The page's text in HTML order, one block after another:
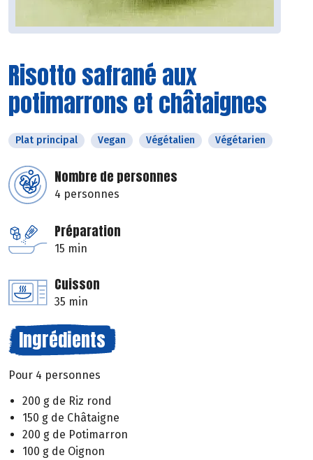
Risotto safrané aux
potimarrons et châtaignes
Plat principal Vegan Végétalien Végétarien
Nombre de personnes
4 personnes
Préparation
15 min
Cuisson
35 min
Ingrédients
Pour 4 personnes
200 g de Riz rond
150 g de Châtaigne
200 g de Potimarron
100 g de Oignon